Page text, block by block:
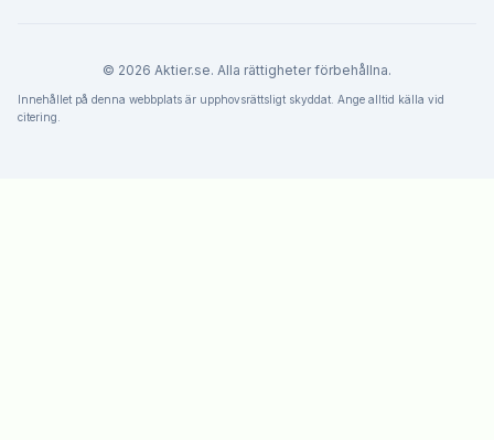
© 2026 Aktier.se. Alla rättigheter förbehållna.
Innehållet på denna webbplats är upphovsrättsligt skyddat. Ange alltid källa vid
citering.